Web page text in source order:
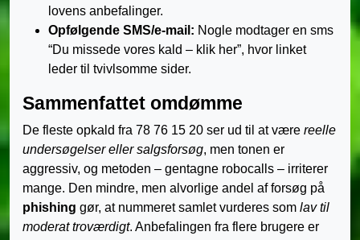
lovens anbefalinger.
Opfølgende SMS/e-mail: Nogle modtager en sms
“Du missede vores kald – klik her”, hvor linket
leder til tvivlsomme sider.
Sammenfattet omdømme
De fleste opkald fra 78 76 15 20 ser ud til at være reelle
undersøgelser eller salgsforsøg, men tonen er
aggressiv, og metoden – gentagne robocalls – irriterer
mange. Den mindre, men alvorlige andel af forsøg på
phishing gør, at nummeret samlet vurderes som lav til
moderat troværdigt. Anbefalingen fra flere brugere er